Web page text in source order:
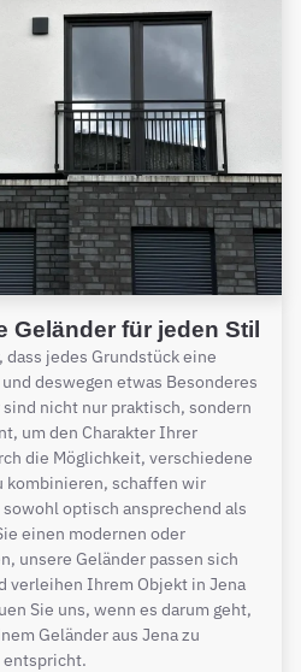
Geländer für jeden Stil
dass jedes Grundstück eine
deswegen etwas Besonderes
nicht nur praktisch, sondern
um den Charakter Ihrer
die Möglichkeit, verschiedene
kombinieren, schaffen wir
optisch ansprechend als
einen modernen oder
unsere Geländer passen sich
verleihen Ihrem Objekt in Jena
Sie uns, wenn es darum geht,
Geländer aus Jena zu
entspricht.